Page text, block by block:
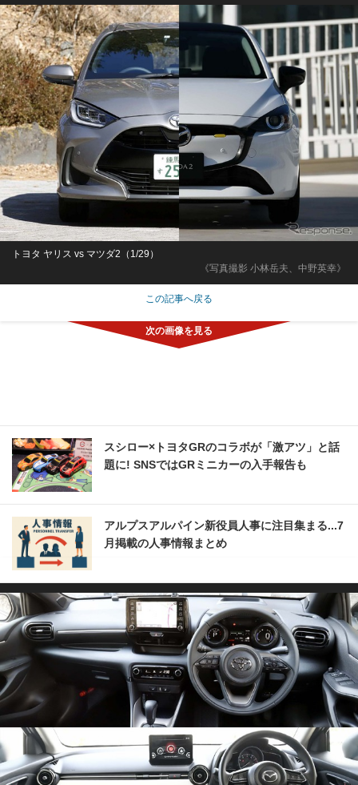
《写真撮影 小林岳夫、中野英幸》
トヨタ ヤリス vs マツダ2（1/29）
この記事へ戻る
スシロー×トヨタGRのコラボが「激アツ」と話
題に! SNSではGRミニカーの入手報告も
アルプスアルパイン新役員人事に注目集まる...7
月掲載の人事情報まとめ